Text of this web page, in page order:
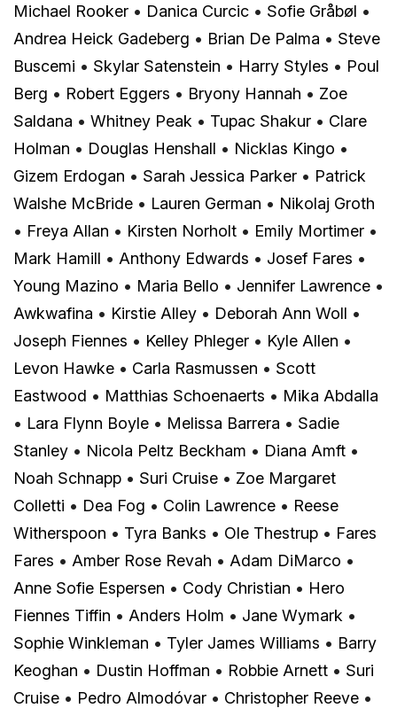
Michael Rooker • Danica Curcic • Sofie Gråbøl •
Andrea Heick Gadeberg • Brian De Palma • Steve
Buscemi • Skylar Satenstein • Harry Styles • Poul
Berg • Robert Eggers • Bryony Hannah • Zoe
Saldana • Whitney Peak • Tupac Shakur • Clare
Holman • Douglas Henshall • Nicklas Kingo •
Gizem Erdogan • Sarah Jessica Parker • Patrick
Walshe McBride • Lauren German • Nikolaj Groth
• Freya Allan • Kirsten Norholt • Emily Mortimer •
Mark Hamill • Anthony Edwards • Josef Fares •
Young Mazino • Maria Bello • Jennifer Lawrence •
Awkwafina • Kirstie Alley • Deborah Ann Woll •
Joseph Fiennes • Kelley Phleger • Kyle Allen •
Levon Hawke • Carla Rasmussen • Scott
Eastwood • Matthias Schoenaerts • Mika Abdalla
• Lara Flynn Boyle • Melissa Barrera • Sadie
Stanley • Nicola Peltz Beckham • Diana Amft •
Noah Schnapp • Suri Cruise • Zoe Margaret
Colletti • Dea Fog • Colin Lawrence • Reese
Witherspoon • Tyra Banks • Ole Thestrup • Fares
Fares • Amber Rose Revah • Adam DiMarco •
Anne Sofie Espersen • Cody Christian • Hero
Fiennes Tiffin • Anders Holm • Jane Wymark •
Sophie Winkleman • Tyler James Williams • Barry
Keoghan • Dustin Hoffman • Robbie Arnett • Suri
Cruise • Pedro Almodóvar • Christopher Reeve •